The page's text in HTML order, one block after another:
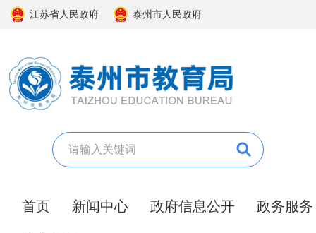
江苏省人民政府 泰州市人民政府
首页 新闻中心 政府信息公开 政务服务